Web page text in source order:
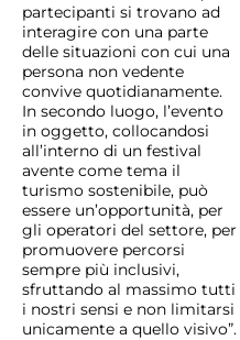
partecipanti si trovano ad
interagire con una parte
delle situazioni con cui una
persona non vedente
convive quotidianamente.
In secondo luogo, l’evento
in oggetto, collocandosi
all’interno di un festival
avente come tema il
turismo sostenibile, può
essere un’opportunità, per
gli operatori del settore, per
promuovere percorsi
sempre più inclusivi,
sfruttando al massimo tutti
i nostri sensi e non limitarsi
unicamente a quello visivo”.